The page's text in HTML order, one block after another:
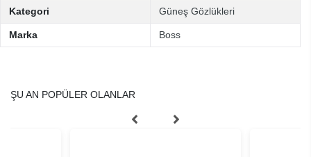
Kategori Güneş Gözlükleri
Marka Boss
ŞU AN POPÜLER OLANLAR